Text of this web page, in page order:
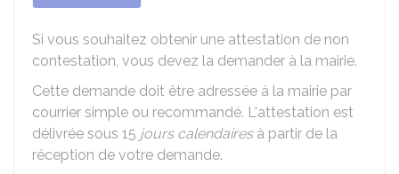
Si vous souhaitez obtenir une attestation de non
contestation, vous devez la demander à la mairie.
Cette demande doit être adressée à la mairie par
courrier simple ou recommandé. L'attestation est
délivrée sous 15 jours calendairesà partir de la
réception de votre demande.